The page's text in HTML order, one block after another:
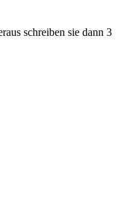
schreiben sie dann 3